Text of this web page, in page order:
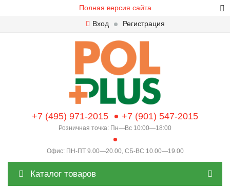
Полная версия сайта
Вход
Регистрация
+7 (495) 971-2015 +7 (901) 547-2015
Розничная точка: Пн—Вс 10:00—18:00
Офис: ПН-ПТ 9.00—20.00, СБ-ВС 10.00—19.00
Каталог товаров